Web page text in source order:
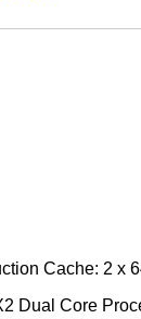
Cache: 2 x
Dual Core